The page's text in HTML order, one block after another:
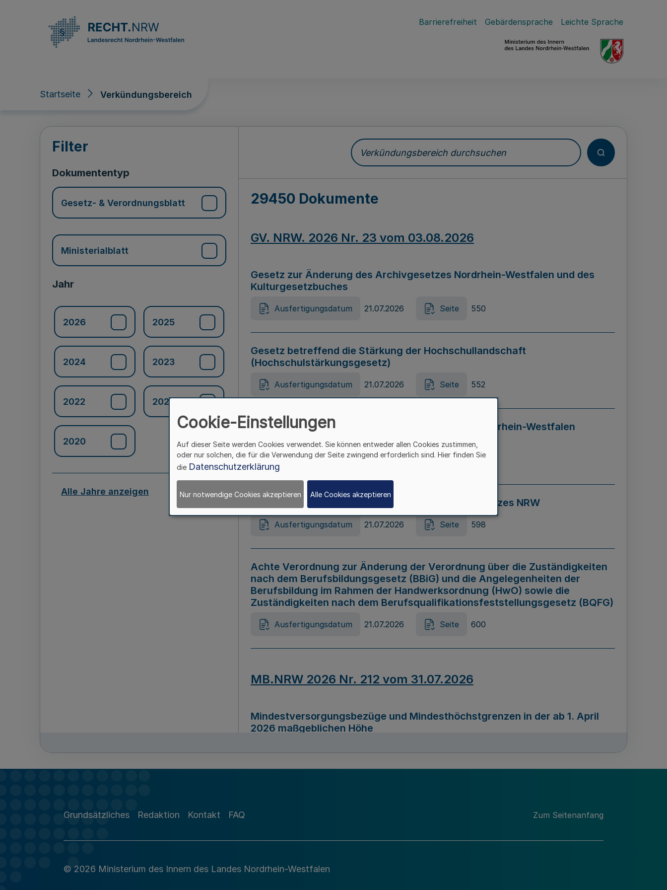
Barrierefreiheit Gebärdensprache Leichte Sprache
Startseite Verkündungsbereich
Verkündungsbereich
Filter
Dokumententyp
Gesetz- & Verordnungsblatt
Ministerialblatt
Jahr
2026 2025
2024 2023
2022 2021
2020
Alle Jahre anzeigen
Verkündungsbereich durchsuchen
29450 Dokumente
GV. NRW. 2026 Nr. 23 vom 03.08.2026
Gesetz zur Änderung des Archivgesetzes Nordrhein-Westfalen und des
Kulturgesetzbuches
Ausfertigungsdatum 21.07.2026 Seite 550
Gesetz betreffend die Stärkung der Hochschullandschaft
(Hochschulstärkungsgesetz)
Ausfertigungsdatum 21.07.2026 Seite 552
Gesetz zur Vermeidung von Diskriminierung in Nordrhein-Westfalen
(Landesantidiskriminierungsgesetz – LADG NRW)
Ausfertigungsdatum 21.07.2026 Seite 595
Gesetz zur Änderung des Online-Casinospiel Gesetzes NRW
Ausfertigungsdatum 21.07.2026 Seite 598
Achte Verordnung zur Änderung der Verordnung über die Zuständigkeiten
nach dem Berufsbildungsgesetz (BBiG) und die Angelegenheiten der
Berufsbildung im Rahmen der Handwerksordnung (HwO) sowie die
Zuständigkeiten nach dem Berufsqualifikationsfeststellungsgesetz (BQFG)
Ausfertigungsdatum 21.07.2026 Seite 600
MB.NRW 2026 Nr. 212 vom 31.07.2026
Mindestversorgungsbezüge und Mindesthöchstgrenzen in der ab 1. April
2026 maßgeblichen Höhe
Richtlinie zur Durchführung des Förderprogramms „Mittelstand Innovativ &
Grundsätzliches Redaktion Kontakt FAQ Zum Seitenanfang
© 2026 Ministerium des Innern des Landes Nordrhein-Westfalen
Cookie-Einstellungen
Auf dieser Seite werden Cookies verwendet. Sie können entweder allen Cookies zustimmen,
oder nur solchen, die für die Verwendung der Seite zwingend erforderlich sind. Hier finden Sie
die Datenschutzerklärung
Nur notwendige Cookies akzeptieren Alle Cookies akzeptieren